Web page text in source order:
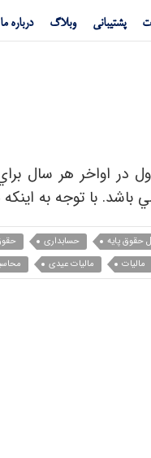
درباره ما وبلاگ پشتیبانی
در اواخر هر سال
باشد. با توجه به
حقوق پایه حسابداری
مالیات مالیات عیدی